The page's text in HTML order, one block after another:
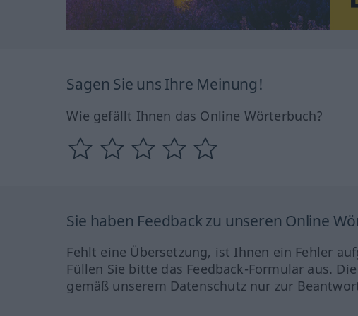
Sagen Sie uns Ihre Meinung!
Wie gefällt Ihnen das Online Wörterbuch?
Sie haben Feedback zu unseren Online
Fehlt eine Übersetzung, ist Ihnen ein Fehler
Füllen Sie bitte das Feedback-Formular aus.
gemäß unserem Datenschutz nur zur